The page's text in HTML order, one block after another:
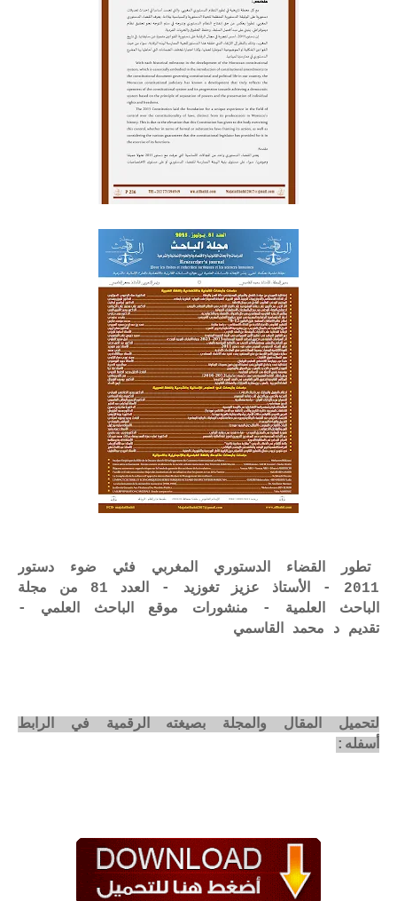
تطور القضاء الدستوري المغربي فئي ضوء دستور
2011 - الأستاذ عزيز تغوزيد - العدد 81 من مجلة
الباحث العلمية - منشورات موقع الباحث العلمي -
تقديم د محمد القاسمي
لتحميل المقال والمجلة بصيغته الرقمية في الرابط
أسفله: